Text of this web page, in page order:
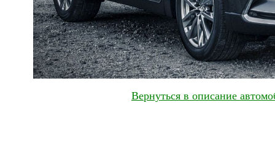
Вернуться в описание